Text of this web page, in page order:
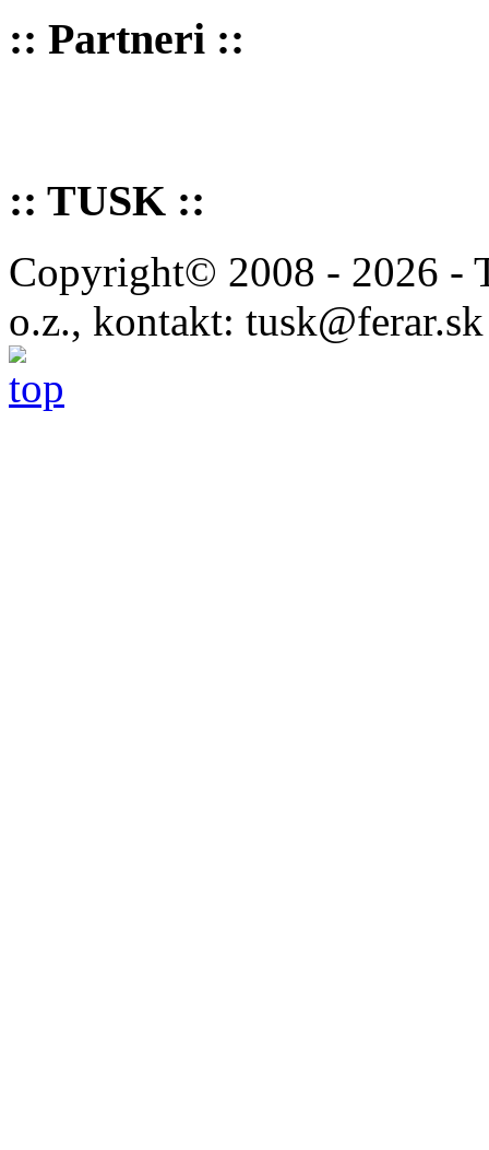
:: Partneri ::
:: TUSK ::
Copyright© 2008 - 2026 -
o.z., kontakt: